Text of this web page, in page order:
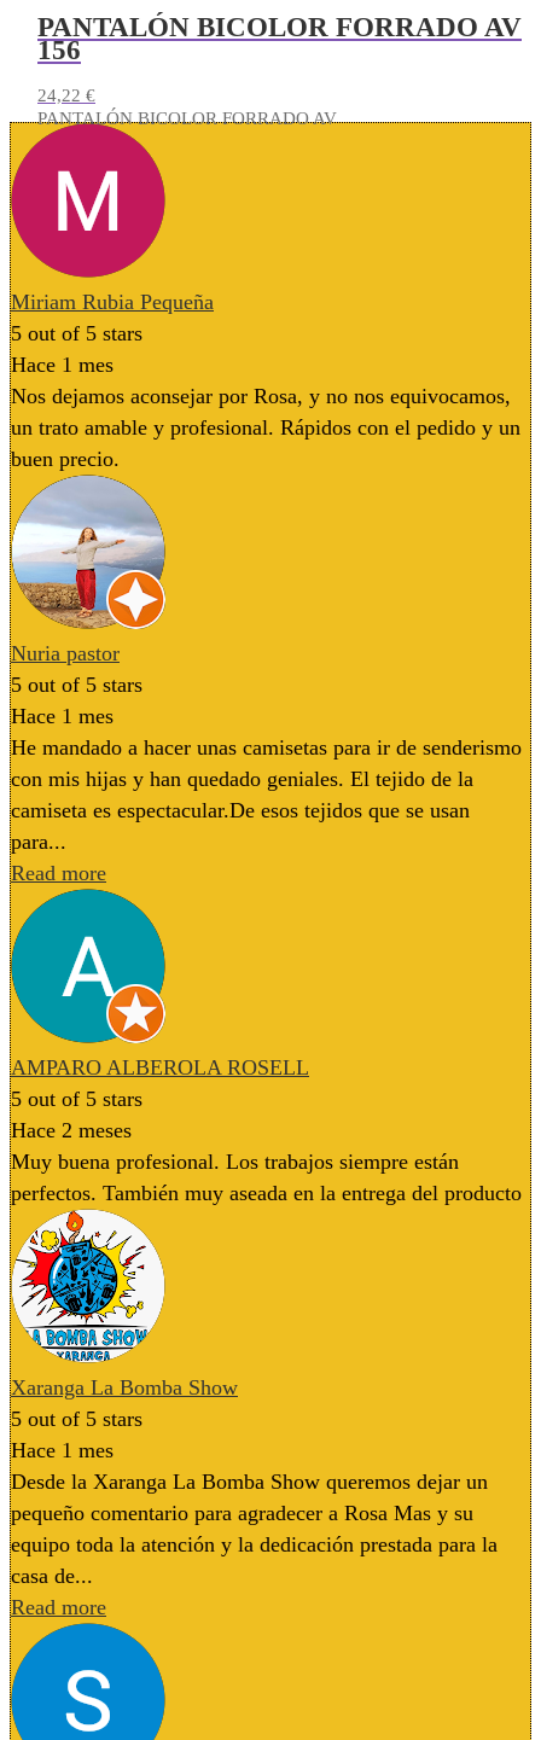
pueden
elegir
la
página
de
tiene
múltiples
Las
opciones
se
elegir
página
producto
PANTALÓN BICOLOR FORRADO AV
156
24,22 €
PANTALÓN BICOLOR FORRADO AV
Este
tiene
múltiples
variantes.
Las
opciones
se
pueden
elegir
en
la
de
producto
Miriam Rubia Pequeña
5 out of 5 stars
Hace 1 mes
Nos dejamos aconsejar por Rosa, y no nos equivocamos,
un trato amable y profesional. Rápidos con el pedido y un
buen precio.
Nuria pastor
5 out of 5 stars
Hace 1 mes
He mandado a hacer unas camisetas para ir de senderismo
con mis hijas y han quedado geniales. El tejido de la
camiseta es espectacular.De esos tejidos que se usan
para...
Read more
AMPARO ALBEROLA ROSELL
5 out of 5 stars
Hace 2 meses
Muy buena profesional. Los trabajos siempre están
perfectos. También muy aseada en la entrega del producto
Xaranga La Bomba Show
5 out of 5 stars
Hace 1 mes
Desde la Xaranga La Bomba Show queremos dejar un
pequeño comentario para agradecer a Rosa Mas y su
equipo toda la atención y la dedicación prestada para la
casa de...
Read more